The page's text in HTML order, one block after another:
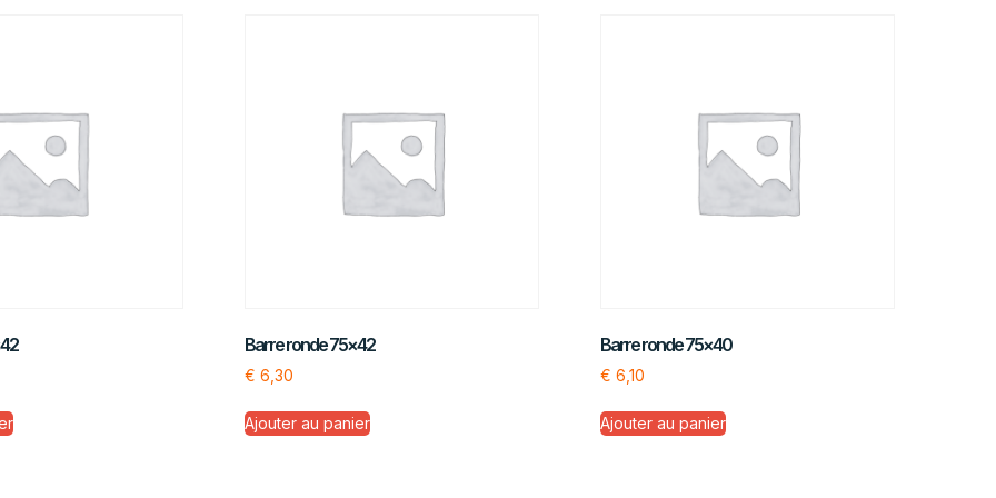
Barre ronde 75×42
€ 6,30
Ajouter au panier
Barre ronde 75×40
€ 6,10
Ajouter au panier